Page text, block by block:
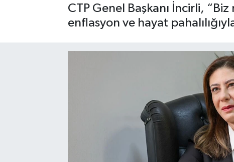
CTP Genel Başkanı İncirli,
enflasyon ve hayat